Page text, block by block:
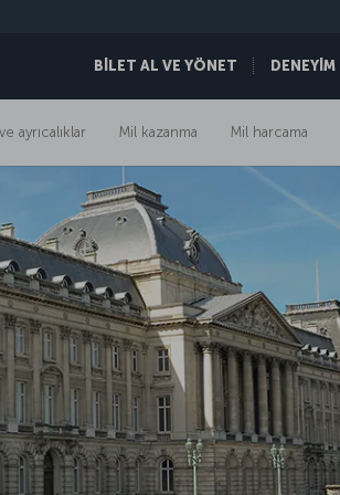
BİLET AL VE YÖNET DENEYİM
ayrıcalıklar Mil kazanma Mil harcama